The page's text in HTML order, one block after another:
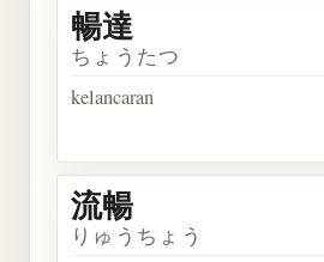
暢達
ちょうたつ
kelancaran
流暢
りゅうちょう